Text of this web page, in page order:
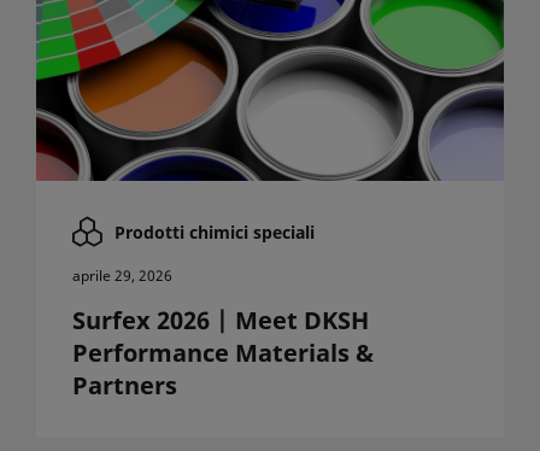
Prodotti chimici speciali
aprile 29, 2026
Surfex 2026 | Meet DKSH
Performance Materials &
Partners